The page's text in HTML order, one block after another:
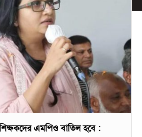
এমপিও বাতিল হবে :